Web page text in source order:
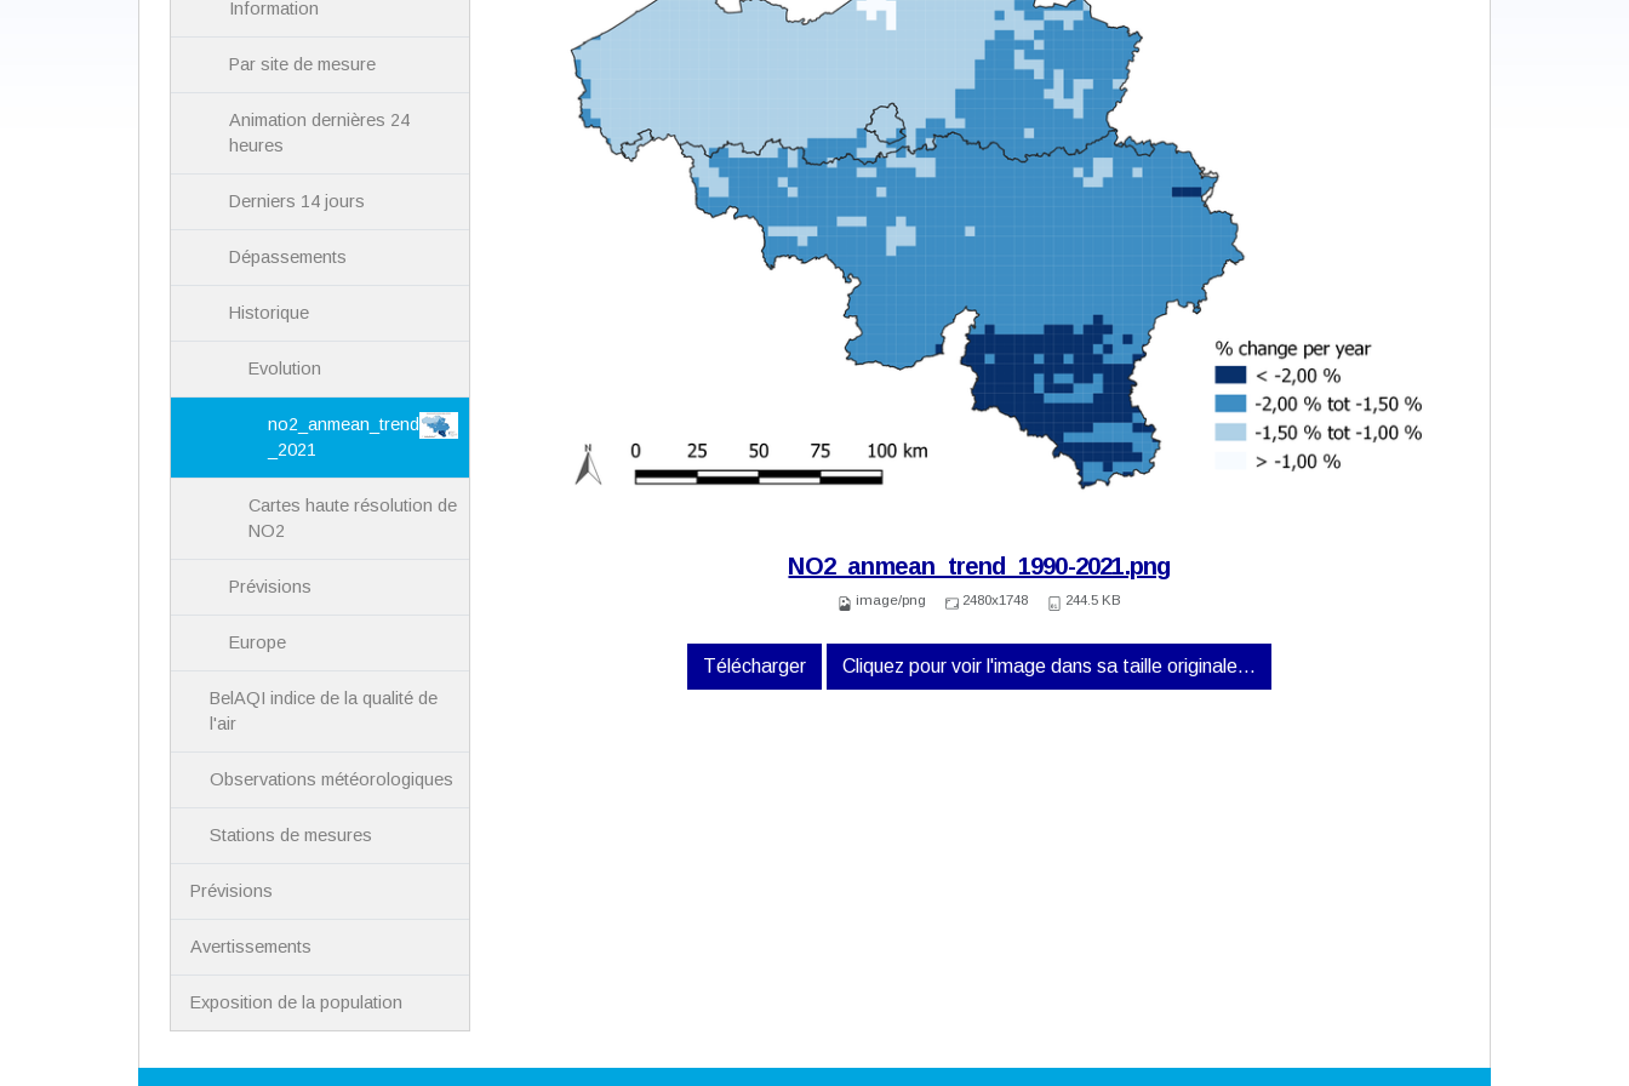
NO2_anmean_trend_1990-2021.png
image/png 2480x1748 244.5 KB
Télécharger Cliquez pour voir l'image dans sa taille originale…
Information
Par site de mesure
Animation dernières 24
heures
Derniers 14 jours
Dépassements
Historique
Evolution
no2_anmean_trend
_2021
Cartes haute résolution de
NO2
Prévisions
Europe
BelAQI indice de la qualité de
l'air
Observations météorologiques
Stations de mesures
Prévisions
Avertissements
Exposition de la population